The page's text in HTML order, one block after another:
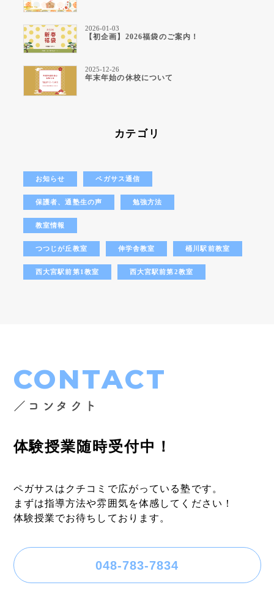
【初企画】2026福袋のご案内！
2026-01-03
年末年始の休校について
2025-12-26
カテゴリ
お知らせ ペガサス通信
保護者、通塾生の声 勉強方法
教室情報
つつじが丘教室 伸学舎教室 桶川駅前教室
西大宮駅前第1教室 西大宮駅前第2教室
CONTACT
／コンタクト
体験授業随時受付中！
ペガサスはクチコミで広がっている塾です。
まずは指導方法や雰囲気を体感してください！
体験授業でお待ちしております。
048-783-7834